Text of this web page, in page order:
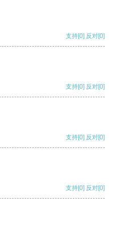
支持[0] 反对[0]
支持[0] 反对[0]
支持[0] 反对[0]
支持[0] 反对[0]